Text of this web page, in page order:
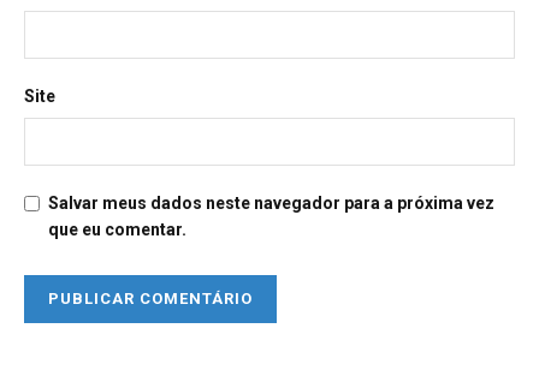
Site
Salvar meus dados neste navegador para a próxima vez
que eu comentar.